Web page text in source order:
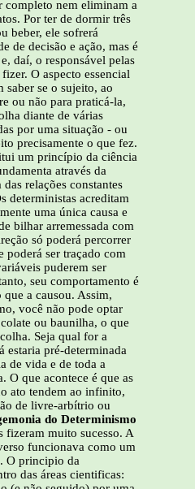
completo nem eliminam a
Por ter de dormir três
beber, ele sofrerá
de decisão e ação, mas é
daí, o responsável pelas
O aspecto essencial
saber se o sujeito, ao
ou não para praticá-la,
diante de várias
por uma situação - ou
precisamente o que fez.
um princípio da ciência
através da
relações constantes
deterministas acreditam
uma única causa e
bilhar arremessada com
só poderá percorrer
poderá ser traçado com
puderem ser
seu comportamento é
a causou. Assim,
você não pode optar
ou baunilha, o que
Seja qual for a
estaria pré-determinada
de vida e de toda a
O que acontece é que as
ato tendem ao infinito,
de livre-arbítrio ou
do Determinismo
fizeram muito sucesso. A
funcionava como um
O principio da
das áreas cientificas: